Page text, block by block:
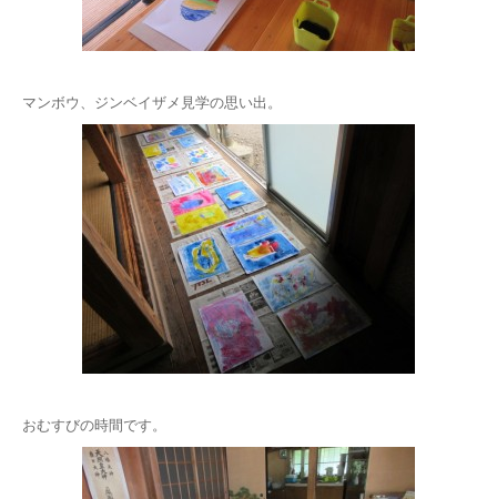
マンボウ、ジンベイザメ見学の思い出。
おむすびの時間です。